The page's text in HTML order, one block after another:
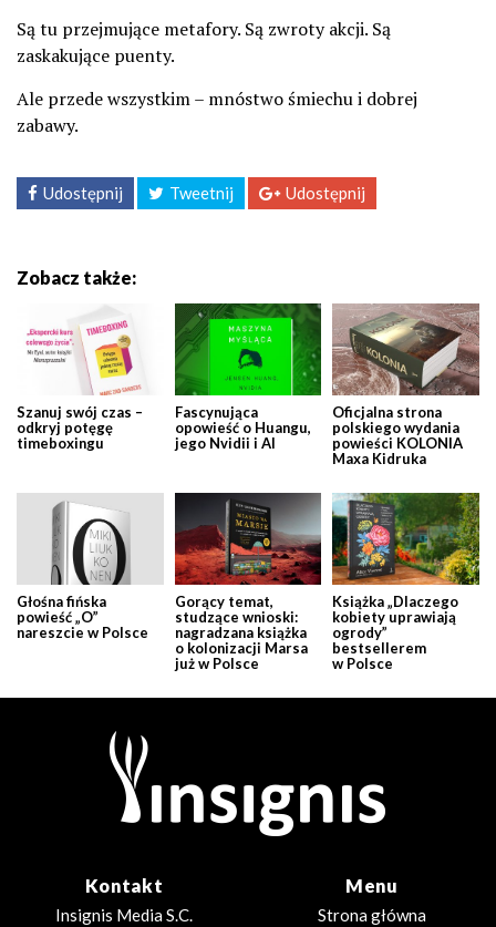
Są tu przejmujące metafory. Są zwroty akcji. Są
zaskakujące puenty.
Ale przede wszystkim – mnóstwo śmiechu i dobrej
zabawy.
Udostępnij Tweetnij Udostępnij
Zobacz także:
Szanuj swój czas –
odkryj potęgę
timeboxingu
Fascynująca
opowieść o Huangu,
jego Nvidii i AI
Oficjalna strona
polskiego wydania
powieści KOLONIA
Maxa Kidruka
Głośna fińska
powieść „O”
nareszcie w Polsce
Gorący temat,
studzące wnioski:
nagradzana książka
o kolonizacji Marsa
już w Polsce
Książka „Dlaczego
kobiety uprawiają
ogrody”
bestsellerem
w Polsce
Kontakt
Insignis Media S.C.
Menu
Strona główna